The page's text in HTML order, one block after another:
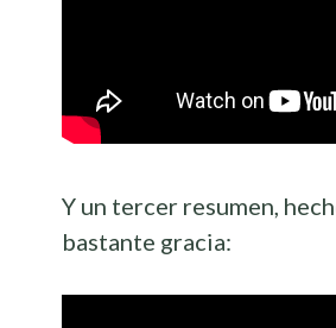
Y un tercer resumen,
bastante gracia: